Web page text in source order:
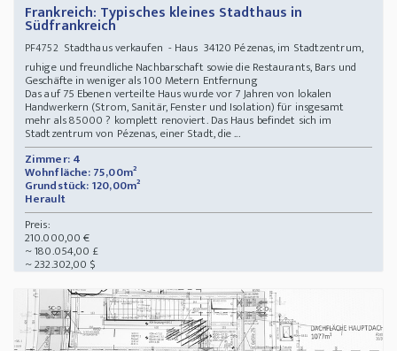
Frankreich: Typisches kleines Stadthaus in
Südfrankreich
PF4752Stadthaus verkaufen - Haus 34120 Pézenas, im Stadtzentrum,
ruhige und freundliche Nachbarschaft sowie die Restaurants, Bars und
Geschäfte in weniger als 100 Metern Entfernung
Das auf 75 Ebenen verteilte Haus wurde vor 7 Jahren von lokalen
Handwerkern (Strom, Sanitär, Fenster und Isolation) für insgesamt
mehr als 85000 ? komplett renoviert. Das Haus befindet sich im
Stadtzentrum von Pézenas, einer Stadt, die ...
Zimmer: 4
Wohnfläche: 75,00m²
Grundstück: 120,00m²
Herault
Preis:
210.000,00 €
~ 180.054,00 £
~ 232.302,00 $